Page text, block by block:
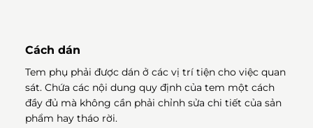
Cách dán
Tem phụ phải được dán ở các vị trí tiện cho việc quan
sát. Chứa các nội dung quy định của tem một cách
đầy đủ mà không cần phải chỉnh sửa chi tiết của sản
phẩm hay tháo rời.